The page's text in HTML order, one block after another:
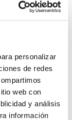
personalizar
de redes
web con
y análisis
información